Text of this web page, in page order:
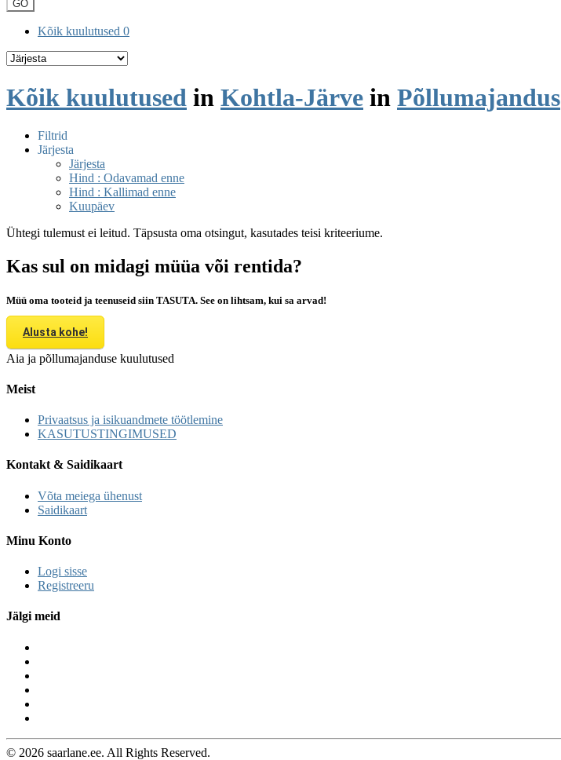
GO
Kõik kuulutused 0
Kõik kuulutused in Kohtla-Järve in Põllumajandus
Filtrid
Järjesta
Järjesta
Hind : Odavamad enne
Hind : Kallimad enne
Kuupäev
Ühtegi tulemust ei leitud. Täpsusta oma otsingut, kasutades teisi kriteeriume.
Kas sul on midagi müüa või rentida?
Müü oma tooteid ja teenuseid siin TASUTA. See on lihtsam, kui sa arvad!
Alusta kohe!
Aia ja põllumajanduse kuulutused
Meist
Privaatsus ja isikuandmete töötlemine
KASUTUSTINGIMUSED
Kontakt & Saidikaart
Võta meiega ühenust
Saidikaart
Minu Konto
Logi sisse
Registreeru
Jälgi meid
© 2026 saarlane.ee. All Rights Reserved.